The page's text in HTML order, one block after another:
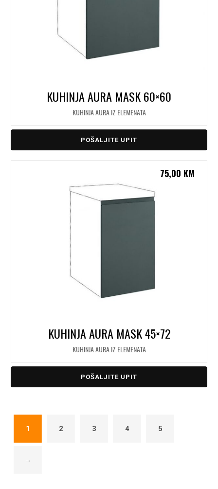
KUHINJA AURA MASK 60×60
KUHINJA AURA IZ ELEMENATA
POŠALJITE UPIT
KUHINJA AURA MASK 45×72
KUHINJA AURA IZ ELEMENATA
75,00 KM
POŠALJITE UPIT
1 2 3 4 5
→